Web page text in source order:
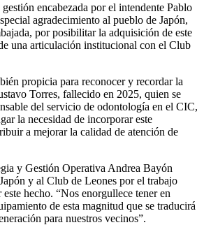
encabezada por el intendente Pablo
agradecimiento al pueblo de Japón,
por posibilitar la adquisición de este
una articulación institucional con el Club
propicia para reconocer y recordar la
Torres, fallecido en 2025, quien se
del servicio de odontología en el CIC,
la necesidad de incorporar este
a mejorar la calidad de atención de
y Gestión Operativa Andrea Bayón
y al Club de Leones por el trabajo
hecho. “Nos enorgullece tener en
de esta magnitud que se traducirá
para nuestros vecinos”.